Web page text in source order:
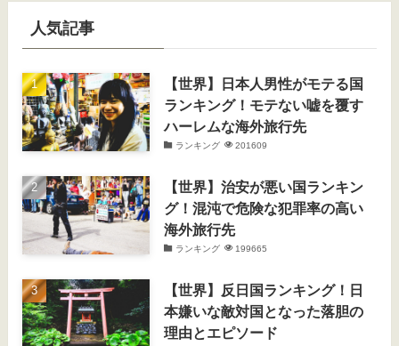
人気記事
【世界】日本人男性がモテる国
ランキング！モテない嘘を覆す
ハーレムな海外旅行先
ランキング 201609
【世界】治安が悪い国ランキン
グ！混沌で危険な犯罪率の高い
海外旅行先
ランキング 199665
【世界】反日国ランキング！日
本嫌いな敵対国となった落胆の
理由とエピソード